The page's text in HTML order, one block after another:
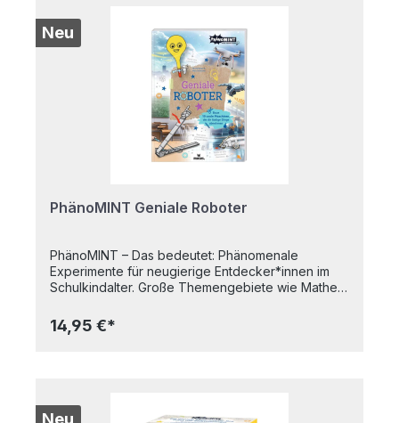
nahezu unendlichen Formen. Erfahrene
Rätselfreunde werden von diesem
formwandelnden Rätsel begeistert sein! Als
Schüsselanhänger immer dabei für kurze
Wartezeiten. Ab 9 Jahren
Neu
PhänoMINT Geniale Roboter
PhänoMINT – Das bedeutet: Phänomenale
Experimente für neugierige Entdecker*innen im
Schulkindalter. Große Themengebiete wie Mathe,
spielerisch leicht vermittelt. Durch aktives Erleben
und Experimentieren kommen die Kinder den
sie selbst bauen? Dieses Buch liefert die
14,95 €*
Neu